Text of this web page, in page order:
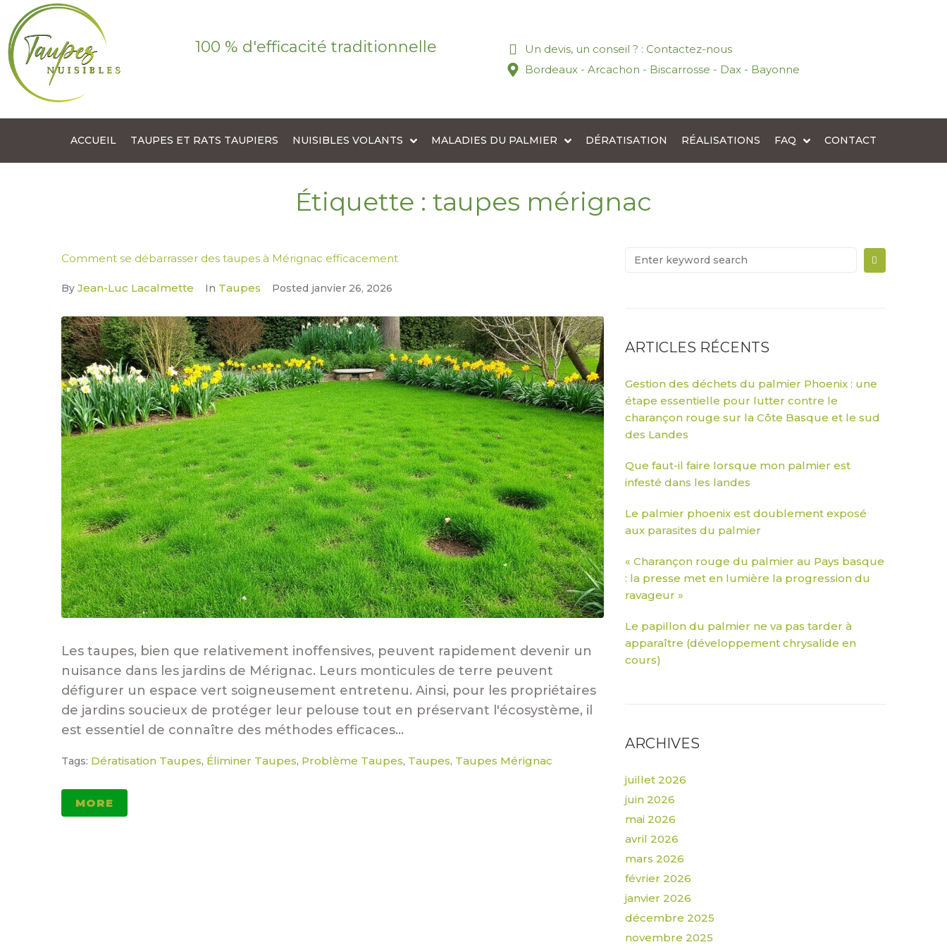
100 % d'efficacité traditionnelle
Un devis, un conseil ? : Contactez-nous
Bordeaux - Arcachon - Biscarrosse - Dax - Bayonne
ACCUEIL TAUPES ET RATS TAUPIERS NUISIBLES VOLANTS MALADIES DU PALMIER DÉRATISATION RÉALISATIONS FAQ CONTACT
Étiquette : taupes mérignac
Comment se débarrasser des taupes à Mérignac efficacement
By Jean-Luc Lacalmette In Taupes Posted janvier 26, 2026
Les taupes, bien que relativement inoffensives, peuvent rapidement devenir un
nuisance dans les jardins de Mérignac. Leurs monticules de terre peuvent
défigurer un espace vert soigneusement entretenu. Ainsi, pour les propriétaires
de jardins soucieux de protéger leur pelouse tout en préservant l'écosystème, il
est essentiel de connaître des méthodes efficaces...
Tags: Dératisation Taupes, Éliminer Taupes, Problème Taupes, Taupes, Taupes Mérignac
MORE
ARTICLES RÉCENTS
Gestion des déchets du palmier Phoenix : une
étape essentielle pour lutter contre le
charançon rouge sur la Côte Basque et le sud
des Landes
Que faut-il faire lorsque mon palmier est
infesté dans les landes
Le palmier phoenix est doublement exposé
aux parasites du palmier
« Charançon rouge du palmier au Pays basque
: la presse met en lumière la progression du
ravageur »
Le papillon du palmier ne va pas tarder à
apparaître (développement chrysalide en
cours)
ARCHIVES
juillet 2026
juin 2026
mai 2026
avril 2026
mars 2026
février 2026
janvier 2026
décembre 2025
novembre 2025